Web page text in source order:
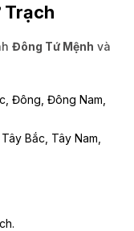
Trạch
Đông Tứ Mệnh và
Đông, Đông Nam,
Bắc, Tây Nam,